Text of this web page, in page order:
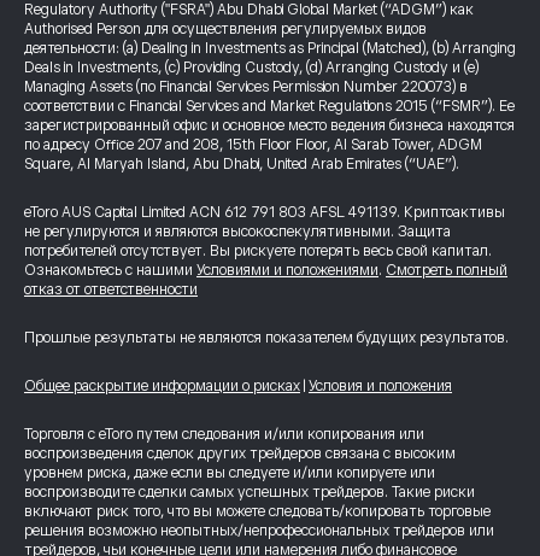
Regulatory Authority ("FSRA") Abu Dhabi Global Market (“ADGM”) как
Authorised Person для осуществления регулируемых видов
деятельности: (a) Dealing in Investments as Principal (Matched), (b) Arranging
Deals in Investments, (c) Providing Custody, (d) Arranging Custody и (e)
Managing Assets (по Financial Services Permission Number 220073) в
соответствии с Financial Services and Market Regulations 2015 (“FSMR”). Ее
зарегистрированный офис и основное место ведения бизнеса находятся
по адресу Office 207 and 208, 15th Floor Floor, Al Sarab Tower, ADGM
Square, Al Maryah Island, Abu Dhabi, United Arab Emirates (“UAE”).
eToro AUS Capital Limited ACN 612 791 803 AFSL 491139. Криптоактивы
не регулируются и являются высокоспекулятивными. Защита
потребителей отсутствует. Вы рискуете потерять весь свой капитал.
Ознакомьтесь с нашими Условиями и положениями. Смотреть полный
отказ от ответственности
Прошлые результаты не являются показателем будущих результатов.
Общее раскрытие информации о рисках Условия и положения
Торговля с eToro путем следования и/или копирования или
воспроизведения сделок других трейдеров связана с высоким
уровнем риска, даже если вы следуете и/или копируете или
воспроизводите сделки самых успешных трейдеров. Такие риски
включают риск того, что вы можете следовать/копировать торговые
решения возможно неопытных/непрофессиональных трейдеров или
трейдеров, чьи конечные цели или намерения либо финансовое